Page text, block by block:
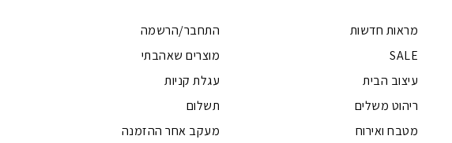
התחבר/הרשמה
מוצרים שאהבתי
עגלת קניות
תשלום
מעקב אחר ההזמנה
מראות חדשות
SALE
עיצוב הבית
ריהוט משלים
מטבח ואירוח